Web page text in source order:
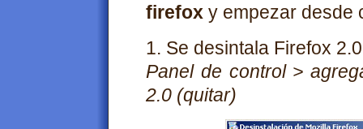
firefox y empezar desde
1. Se desintala Firefox
Panel de control >
2.0 (quitar)